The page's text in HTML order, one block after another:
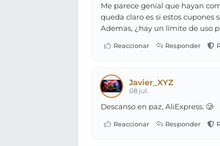
Me parece genial que hayan
queda claro es si estos
Ademas, ¿hay un límite de uso
Javier_XYZ
08 jul.
Descanso en paz, AliExpress. 🥲